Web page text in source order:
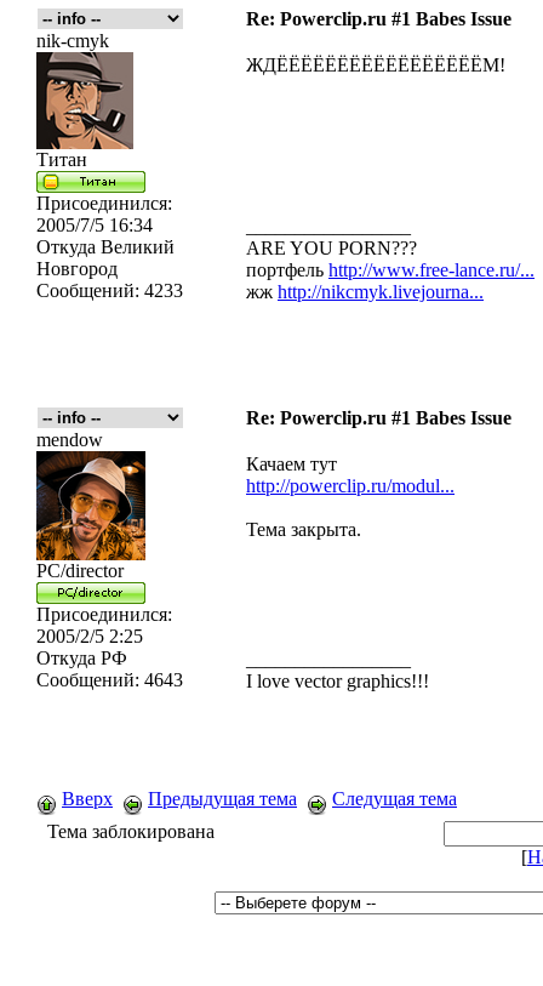
Re: Powerclip.ru #1 Babes Issue
nik-cmyk
Титан
Присоединился:
2005/7/5 16:34
Откуда Великий
Новгород
Сообщений: 4233
ЖДЁЁЁЁЁЁЁЁЁЁЁЁЁЁЁЁЁМ!
ARE YOU PORN???
портфель http://www.free-lance.ru/...
жж http://nikcmyk.livejourna...
Re: Powerclip.ru #1 Babes Issue
mendow
PC/director
Присоединился:
2005/2/5 2:25
Откуда РФ
Сообщений: 4643
Качаем тут
http://powerclip.ru/modul...
Тема закрыта.
I love vector graphics!!!
Вверх Предыдущая тема
Следущая тема
Тема заблокирована
[